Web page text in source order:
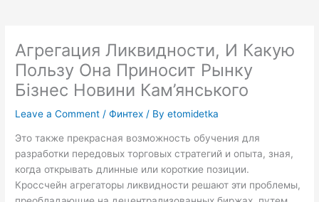
Агрегация Ликвидности, И Какую
Пользу Она Приносит Рынку
Бізнес Новини Кам’янського
Leave a Comment /Финтех / Byetomidetka
Это также прекрасная возможность обучения для
разработки передовых торговых стратегий и опыта, зная,
когда открывать длинные или короткие позиции.
Кроссчейн агрегаторы ликвидности решают эти проблемы,